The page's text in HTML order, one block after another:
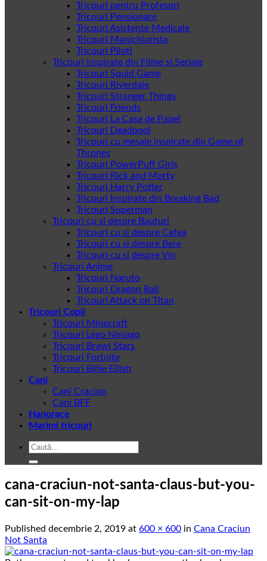
Tricouri pentru Profesori
Tricouri Pensionare
Tricouri Asistente Medicale
Tricouri Manichiurista
Tricouri Piloti
Tricouri inspirate din Filme si Seriale
Tricouri Squid Game
Tricouri Riverdale
Tricouri Stranger Things
Tricouri Friends
Tricouri La Casa de Papel
Tricouri Deadpool
Tricouri cu mesaje inspirate din Game of
Thrones
Tricouri PowerPuff Girls
Tricouri Rick and Morty
Tricouri Harry Potter
Tricouri Inspirate din Breaking Bad
Tricouri Superman
Tricouri cu si despre Bauturi
Tricouri cu si despre Cafea
Tricouri cu si despre Bere
Tricouri cu si despre Vin
Tricouri Anime
Tricouri Naruto
Tricouri Dragon Ball
Tricouri Attack on Titan
Tricouri Copii
Tricouri Minecraft
Tricouri Lego Ninjago
Tricouri Brawl Stars
Tricouri Fortnite
Tricouri Billie Eilish
Cani
Cani Craciun
Cani BFF
Hanorace
Marimi tricouri
Caută
cana-craciun-not-santa-claus-but-you-
can-sit-on-my-lap
Published decembrie 2, 2019 at 600 × 600 in Cana Craciun
Not Santa